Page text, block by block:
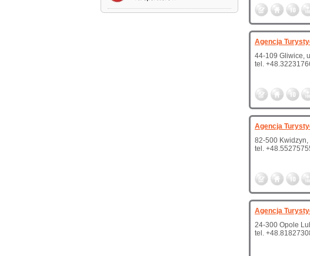
Agencja
44-109 Gliwice,
tel.
Agencja
82-500 Kwidzyn,
tel.
Agencja
24-300 Opole
tel.